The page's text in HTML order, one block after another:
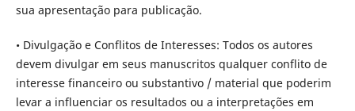
sua apresentação para publicação.
• Divulgação e Conflitos de Interesses: Todos os autores
devem divulgar em seus manuscritos qualquer conflito de
interesse financeiro ou substantivo / material que poderim
levar a influenciar os resultados ou a interpretações em